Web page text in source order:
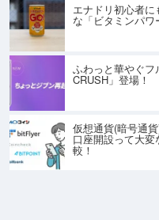
エナドリ初心者
な「ビタミンパ
ふわっと華やぐフ
CRUSH」登場！
仮想通貨(暗号通
口座開設って大
較！